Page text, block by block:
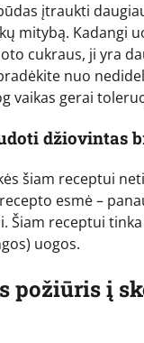
įtraukti
mitybą. Kadangi
cukraus, ji yra
nuo
vaikas gerai
džiovintas
šiam receptui
esmė –
Šiam receptui
uogos.
požiūris į